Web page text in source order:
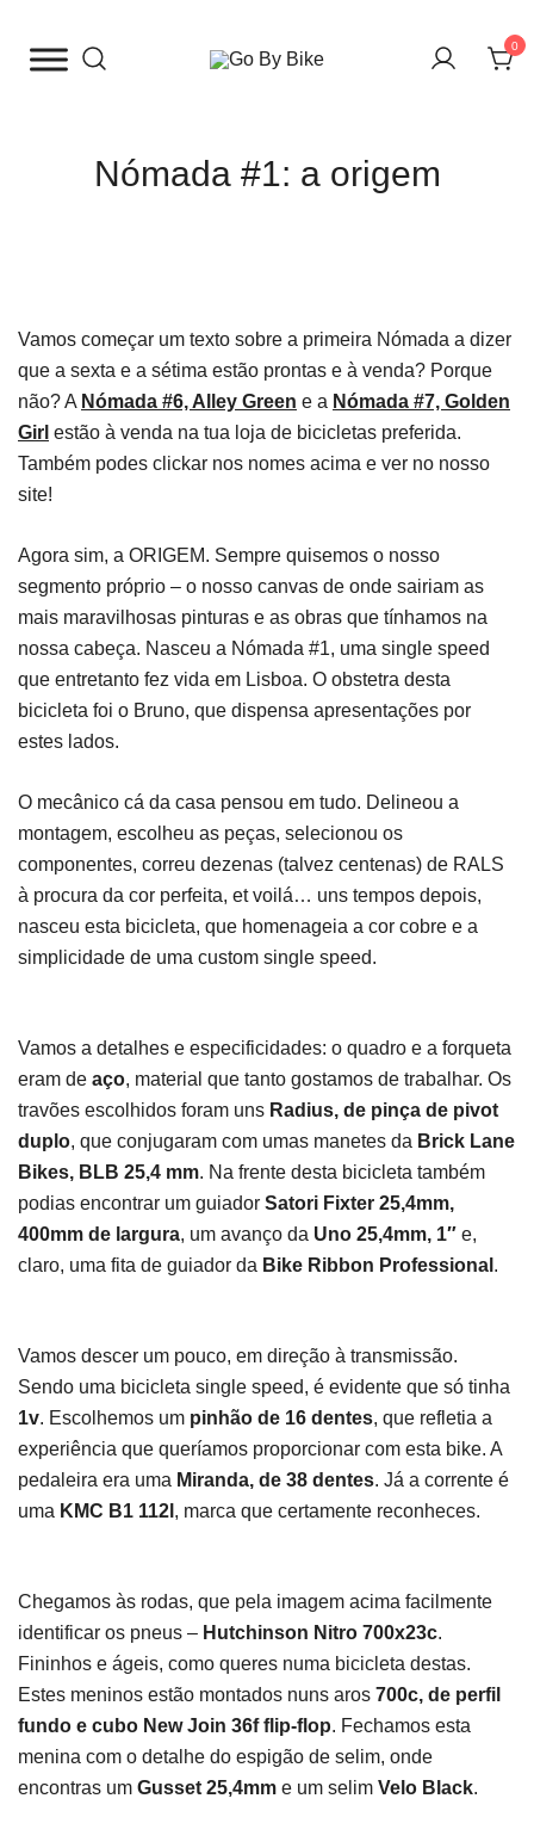
para
0
Nómada #1: a origem
Vamos começar um texto sobre a primeira Nómada a dizer
que a sexta e a sétima estão prontas e à venda? Porque
não? A Nómada #6, Alley Green e a Nómada #7, Golden
Girl estão à venda na tua loja de bicicletas preferida.
Também podes clickar nos nomes acima e ver no nosso
site!
Agora sim, a ORIGEM. Sempre quisemos o nosso
segmento próprio – o nosso canvas de onde sairiam as
mais maravilhosas pinturas e as obras que tínhamos na
nossa cabeça. Nasceu a Nómada #1, uma single speed
que entretanto fez vida em Lisboa. O obstetra desta
bicicleta foi o Bruno, que dispensa apresentações por
estes lados.
O mecânico cá da casa pensou em tudo. Delineou a
montagem, escolheu as peças, selecionou os
componentes, correu dezenas (talvez centenas) de RALS
à procura da cor perfeita, et voilá… uns tempos depois,
nasceu esta bicicleta, que homenageia a cor cobre e a
simplicidade de uma custom single speed.
Vamos a detalhes e especificidades: o quadro e a forqueta
eram de aço, material que tanto gostamos de trabalhar. Os
travões escolhidos foram uns Radius, de pinça de pivot
duplo, que conjugaram com umas manetes da Brick Lane
Bikes, BLB 25,4 mm. Na frente desta bicicleta também
podias encontrar um guiador Satori Fixter 25,4mm,
400mm de largura, um avanço da Uno 25,4mm, 1″ e,
claro, uma fita de guiador da Bike Ribbon Professional .
Vamos descer um pouco, em direção à transmissão.
Sendo uma bicicleta single speed, é evidente que só tinha
1v. Escolhemos um pinhão de 16 dentes, que refletia a
experiência que queríamos proporcionar com esta bike. A
pedaleira era uma Miranda, de 38 dentes. Já a corrente é
uma KMC B1 112l , marca que certamente reconheces.
Chegamos às rodas, que pela imagem acima facilmente
identificar os pneus – Hutchinson Nitro 700x23c.
Fininhos e ágeis, como queres numa bicicleta destas.
Estes meninos estão montados nuns aros 700c, de perfil
fundo e cubo New Join 36f flip-flop. Fechamos esta
menina com o detalhe do espigão de selim, onde
encontras um Gusset 25,4mm e um selim Velo Black.